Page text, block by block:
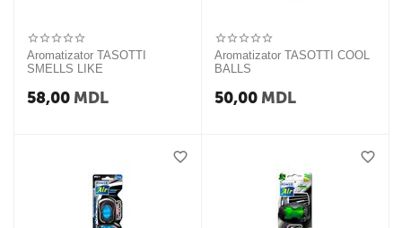
Aromatizator TASOTTI
SMELLS LIKE
58,00 MDL
Aromatizator TASOTTI COOL
BALLS
50,00 MDL